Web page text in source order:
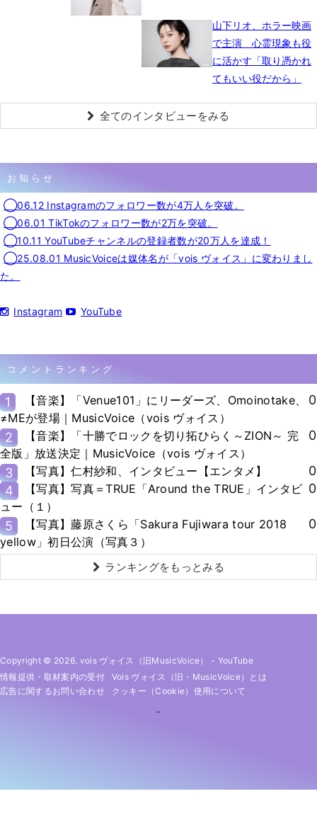
山下リオ、ホラー映画
で主演 心霊現象も役
に活かす「取り憑かれ
てもいい役だから」
全てのインタビューをみる
お知らせ
◯06.12 Instagramのフォロワー数が4万人を突破。
◯06.01 TikTokのフォロワー数が2万を突破。
◯10.11 YouTubeチャンネルの登録者数が20万人を達成！
◯25.08.01 MusicVoiceは媒体名が「vois ヴォイス」に変わりまし
た。
Instagram YouTube
コメントランキング
1
【音楽】「Venue101」にリーダーズ、Omoinotake、
≠MEが登場｜MusicVoice（vois ヴォイス）
0
2
【音楽】「十勝でロックを切り拓ひらく～ZION～ 完
全版」放送決定｜MusicVoice（vois ヴォイス）
0
3 【写真】仁村紗和、インタビュー【エンタメ】
0
4
【写真】写真＝TRUE「Around the TRUE」インタビ
ュー（１）
0
5
【写真】藤原さくら「Sakura Fujiwara tour 2018
yellow」初日公演（写真３）
0
ランキングをもっとみる
Copyright © 2026. vois ヴォイス（旧MusicVoice） - YouTube
情報提供・取材案内の受付
Vois ヴォイス（旧・MusicVoice）とは
広告に関するお問い合わせ
クッキー（cookie）使用について
-